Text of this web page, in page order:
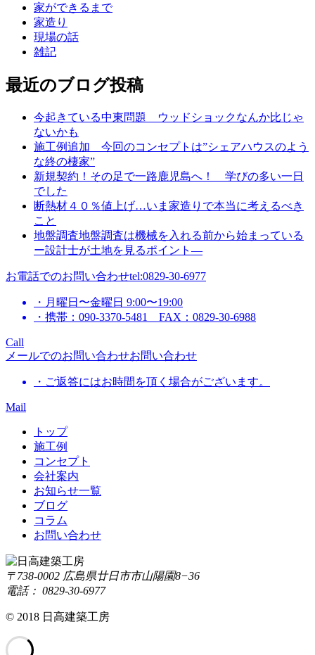
家ができるまで
家造り
現場の話
雑記
最近のブログ投稿
今起きている中東問題 ウッドショックなんか比じゃ
ないかも
施工例追加 今回のコンセプトは”シェアハウスのよう
な終の棲家”
新規契約！その足で一路鹿児島へ！ 学びの多い一日
でした
断熱材４０％値上げ…いま家造りで本当に考えるべき
こと
地盤調査地盤調査は機械を入れる前から始まっている
ー設計士が土地を見るポイント―
お電話でのお問い合わせtel:0829-30-6977
・月曜日〜金曜日 9:00〜19:00
・携帯：090-3370-5481 FAX：0829-30-6988
Call
メールでのお問い合わせお問い合わせ
・ご返答にはお時間を頂く場合がございます。
Mail
トップ
施工例
コンセプト
会社案内
お知らせ一覧
ブログ
コラム
お問い合わせ
〒738-0002 広島県廿日市市山陽園8−36
電話： 0829-30-6977
© 2018 日高建築工房